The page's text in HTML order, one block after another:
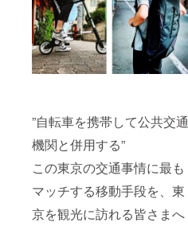
”自転車を携帯して公共交通
機関と併用する”
この東京の交通事情に最も
マッチする移動手段を、東
京を観光に訪れる皆さまへ